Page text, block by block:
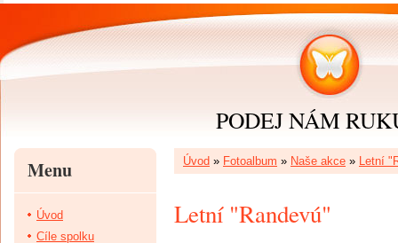
PODEJ NÁM
Úvod » Fotoalbum » Naše akce » Letní
Letní "Randevú"
Menu
Úvod
Cíle spolku